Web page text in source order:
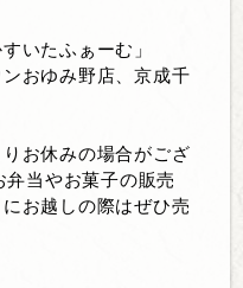
いたふぁーむ」
おゆみ野店、京成千
お休みの場合がござ
当やお菓子の販売
お越しの際はぜひ売